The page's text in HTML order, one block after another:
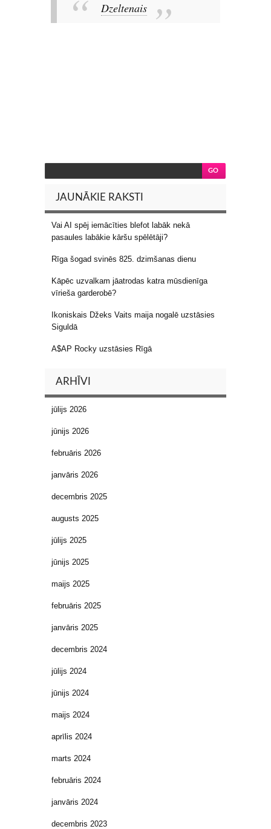
Dzeltenais
JAUNĀKIE RAKSTI
Vai AI spēj iemācīties blefot labāk nekā
pasaules labākie kāršu spēlētāji?
Rīga šogad svinēs 825. dzimšanas dienu
Kāpēc uzvalkam jāatrodas katra mūsdienīga
vīrieša garderobē?
Ikoniskais Džeks Vaits maija nogalē uzstāsies
Siguldā
A$AP Rocky uzstāsies Rīgā
ARHĪVI
jūlijs 2026
jūnijs 2026
februāris 2026
janvāris 2026
decembris 2025
augusts 2025
jūlijs 2025
jūnijs 2025
maijs 2025
februāris 2025
janvāris 2025
decembris 2024
jūlijs 2024
jūnijs 2024
maijs 2024
aprīlis 2024
marts 2024
februāris 2024
janvāris 2024
decembris 2023